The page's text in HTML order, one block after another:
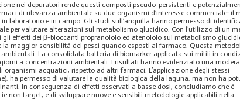
nei depuratori rende questi composti pseudo-persistenti e
di rilevanza ambientale su due organismi d’interesse commerciale: il
laboratorio e in campo. Gli studi sull’anguilla hanno permesso di
per valutare alterazioni sul metabolismo glucidico. Con l’utilizzo di un
effetti dei β-bloccanti propranololo ed atenololo sul metabolismo
maggior sensibilità dei pesci quando esposti al farmaco. Questa
La consolidata batteria di biomarker applicata sui mitili in
a concentrazioni ambientali. I risultati hanno evidenziato una
acquatici, rispetto ad altri farmaci. L’applicazione degli stessi
ha permesso di valutare la qualità biologica della laguna, ma non ha
In conseguenza di effetti osservati a basse dosi, concludiamo che è
non target, e di sviluppare nuove e sensibili metodologie applicabili nella